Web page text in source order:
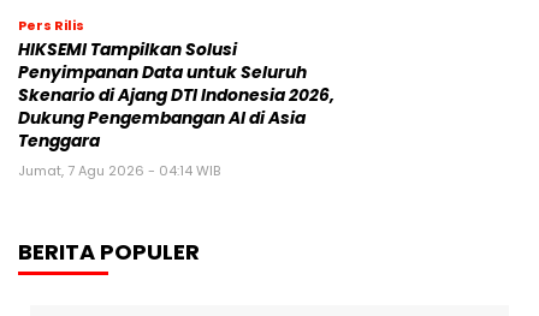
Pers Rilis
HIKSEMI Tampilkan Solusi
Penyimpanan Data untuk Seluruh
Skenario di Ajang DTI Indonesia 2026,
Dukung Pengembangan AI di Asia
Tenggara
Jumat, 7 Agu 2026 - 04:14 WIB
BERITA POPULER